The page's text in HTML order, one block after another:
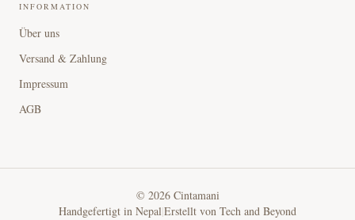
INFORMATION
Über uns
Versand & Zahlung
Impressum
AGB
© 2026Cintamani
Handgefertigt in Nepal|Erstellt von Tech and Beyond